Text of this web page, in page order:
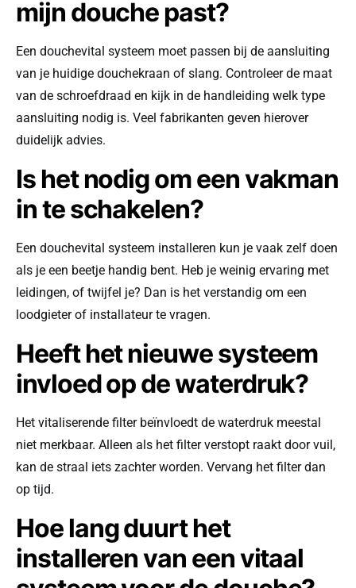
mijn douche past?
Een douchevital systeem moet passen bij de aansluiting
van je huidige douchekraan of slang. Controleer de maat
van de schroefdraad en kijk in de handleiding welk type
aansluiting nodig is. Veel fabrikanten geven hierover
duidelijk advies.
Is het nodig om een vakman
in te schakelen?
Een douchevital systeem installeren kun je vaak zelf doen
als je een beetje handig bent. Heb je weinig ervaring met
leidingen, of twijfel je? Dan is het verstandig om een
loodgieter of installateur te vragen.
Heeft het nieuwe systeem
invloed op de waterdruk?
Het vitaliserende filter beïnvloedt de waterdruk meestal
niet merkbaar. Alleen als het filter verstopt raakt door vuil,
kan de straal iets zachter worden. Vervang het filter dan
op tijd.
Hoe lang duurt het
installeren van een vitaal